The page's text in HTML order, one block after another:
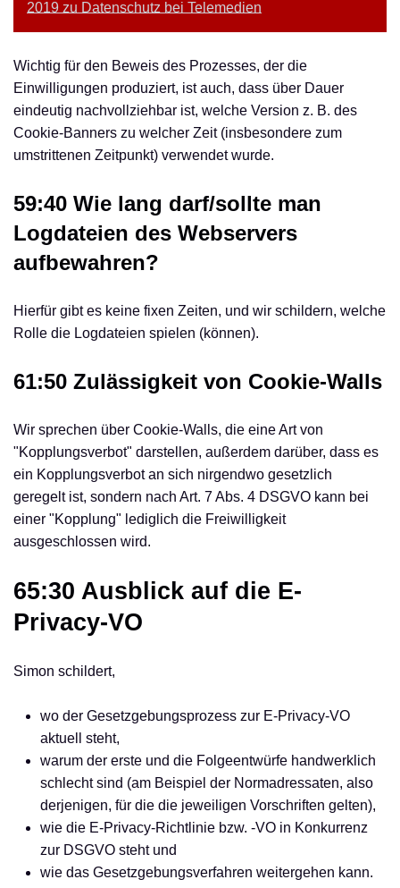
2019 zu Datenschutz bei Telemedien
Wichtig für den Beweis des Prozesses, der die
Einwilligungen produziert, ist auch, dass über Dauer
eindeutig nachvollziehbar ist, welche Version z. B. des
Cookie-Banners zu welcher Zeit (insbesondere zum
umstrittenen Zeitpunkt) verwendet wurde.
59:40 Wie lang darf/sollte man
Logdateien des Webservers
aufbewahren?
Hierfür gibt es keine fixen Zeiten, und wir schildern, welche
Rolle die Logdateien spielen (können).
61:50 Zulässigkeit von Cookie-Walls
Wir sprechen über Cookie-Walls, die eine Art von
"Kopplungsverbot" darstellen, außerdem darüber, dass es
ein Kopplungsverbot an sich nirgendwo gesetzlich
geregelt ist, sondern nach Art. 7 Abs. 4 DSGVO kann bei
einer "Kopplung" lediglich die Freiwilligkeit
ausgeschlossen wird.
65:30 Ausblick auf die E-
Privacy-VO
Simon schildert,
wo der Gesetzgebungsprozess zur E-Privacy-VO
aktuell steht,
warum der erste und die Folgeentwürfe handwerklich
schlecht sind (am Beispiel der Normadressaten, also
derjenigen, für die die jeweiligen Vorschriften gelten),
wie die E-Privacy-Richtlinie bzw. -VO in Konkurrenz
zur DSGVO steht und
wie das Gesetzgebungsverfahren weitergehen kann.